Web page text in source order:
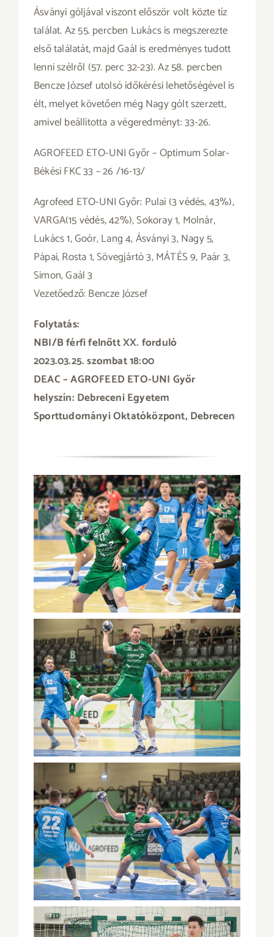
Ásványi góljával viszont először volt közte tíz
találat. Az 55. percben Lukács is megszerezte
első találatát, majd Gaál is eredményes tudott
lenni szélről (57. perc 32-23). Az 58. percben
Bencze József utolsó időkérési lehetőségével is
élt, melyet követően még Nagy gólt szerzett,
amivel beállította a végeredményt: 33-26.
AGROFEED ETO-UNI Győr – Optimum Solar-
Békési FKC 33 – 26 /16-13/
Agrofeed ETO-UNI Győr: Pulai (3 védés, 43%),
VARGA(15 védés, 42%), Sokoray 1, Molnár,
Lukács 1, Goór, Lang 4, Ásványi 3, Nagy 5,
Pápai, Rosta 1, Sövegjártó 3, MÁTÉS 9, Paár 3,
Simon, Gaál 3
Vezetőedző: Bencze József
Folytatás:
NBI/B férfi felnőtt XX. forduló
2023.03.25. szombat 18:00
DEAC – AGROFEED ETO-UNI Győr
helyszín: Debreceni Egyetem
Sporttudományi Oktatóközpont, Debrecen